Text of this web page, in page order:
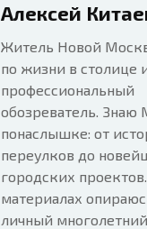
Алексей
Житель Новой
по жизни в столице
профессиональный
обозреватель. Знаю
понаслышке: от
переулков до
городских
материалах
личный